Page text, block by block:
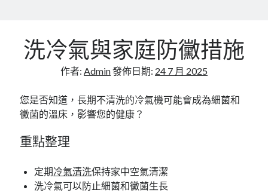
洗冷氣與家庭防黴措施
作者: Admin發佈日期: 24 7 月 2025
您是否知道，長期不清洗的冷氣機可能會成為細菌和
黴菌的溫床，影響您的健康？
重點整理
定期冷氣清洗保持家中空氣清潔
洗冷氣可以防止細菌和黴菌生長